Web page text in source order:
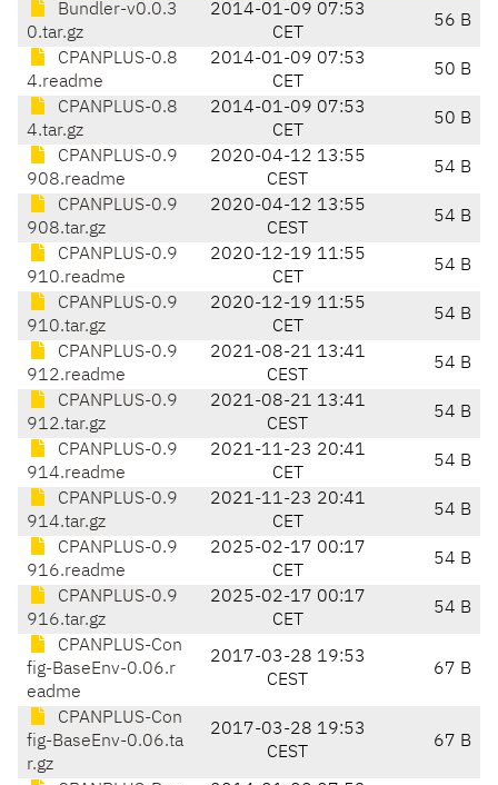
Bundler-v0.0.3
0.tar.gz
2014-01-09 07:53
CET
56 B
CPANPLUS-0.8
4.readme
2014-01-09 07:53
CET
50 B
CPANPLUS-0.8
4.tar.gz
2014-01-09 07:53
CET
50 B
CPANPLUS-0.9
908.readme
2020-04-12 13:55
CEST
54 B
CPANPLUS-0.9
908.tar.gz
2020-04-12 13:55
CEST
54 B
CPANPLUS-0.9
910.readme
2020-12-19 11:55
CET
54 B
CPANPLUS-0.9
910.tar.gz
2020-12-19 11:55
CET
54 B
CPANPLUS-0.9
912.readme
2021-08-21 13:41
CEST
54 B
CPANPLUS-0.9
912.tar.gz
2021-08-21 13:41
CEST
54 B
CPANPLUS-0.9
914.readme
2021-11-23 20:41
CET
54 B
CPANPLUS-0.9
914.tar.gz
2021-11-23 20:41
CET
54 B
CPANPLUS-0.9
916.readme
2025-02-17 00:17
CET
54 B
CPANPLUS-0.9
916.tar.gz
2025-02-17 00:17
CET
54 B
CPANPLUS-Con
fig-BaseEnv-0.06.r
eadme
2017-03-28 19:53
CEST
67 B
CPANPLUS-Con
fig-BaseEnv-0.06.ta
r.gz
2017-03-28 19:53
CEST
67 B